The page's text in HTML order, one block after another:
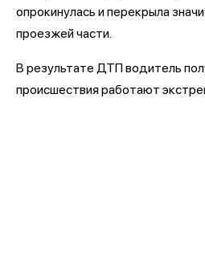
опрокинулась и перекрыла
проезжей части.
В результате ДТП водитель
происшествия работают